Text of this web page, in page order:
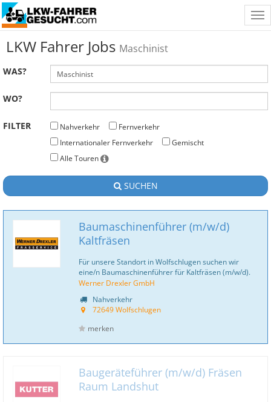
LKW Fahrer Jobs Maschinist
WAS?
WO?
FILTER Nahverkehr
Fernverkehr
Internationaler Fernverkehr
Gemischt
Alle Touren
SUCHEN
Baumaschinenführer (m/w/d)
Kaltfräsen
Für unsere Standort in Wolfschlugen suchen wir
eine/n Baumaschinenführer für Kaltfräsen (m/w/d).
Werner Drexler GmbH
Nahverkehr
72649 Wolfschlugen
merken
Baugeräteführer (m/w/d) Fräsen
Raum Landshut